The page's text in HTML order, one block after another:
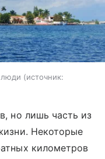
люди
источник:
но лишь часть из
Некоторые
километров